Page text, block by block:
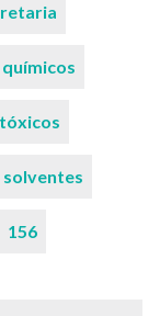
químicos
solventes
156